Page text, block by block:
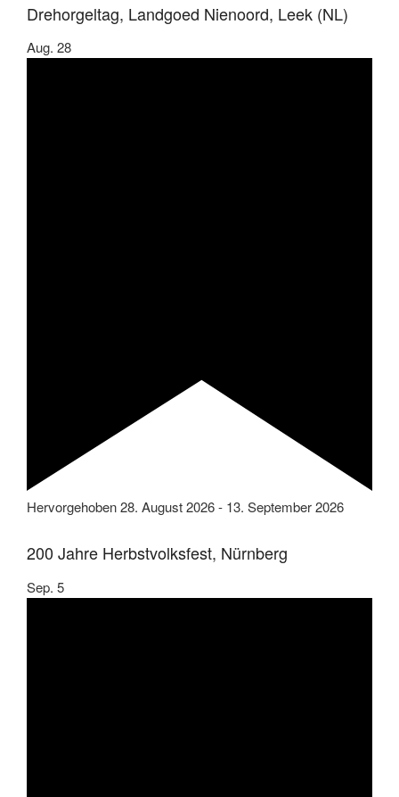
Drehorgeltag, Landgoed Nienoord, Leek (NL)
Aug. 28
Hervorgehoben28. August 2026- 13. September 2026
200 Jahre Herbstvolksfest, Nürnberg
Sep. 5